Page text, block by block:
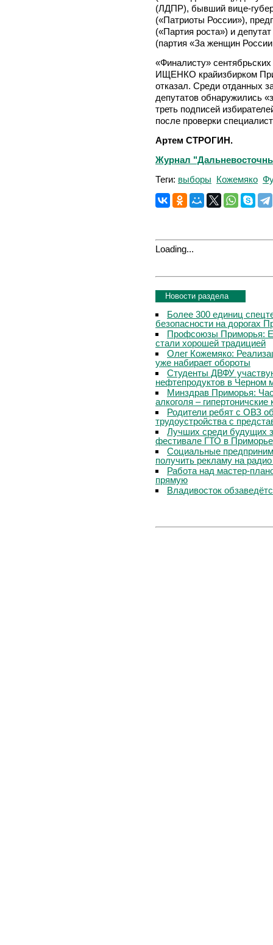
(ЛДПР), бывший вице-
(«Патриоты России»),
(«Партия роста») и
(партия «За женщин
«Финалисту»
ИЩЕНКО крайизбирком
отказал. Среди отданных
депутатов обнаружились
треть подписей
после проверки
Артем СТРОГИН.
Журнал
Теги: выборы Кожемяко
Loading...
Новости раздела
Более 300 единиц
безопасности на дорогах
Профсоюзы Приморья:
стали хорошей традицией
Олег Кожемяко:
уже набирает обороты
Студенты ДВФУ
нефтепродуктов в Черном
Минздрав Приморья:
алкоголя –
Родители ребят с ОВЗ
трудоустройства с
Лучших среди будущих
фестивале ГТО в Приморье
Социальные
получить рекламу на
Работа над мастер-
прямую
Владивосток